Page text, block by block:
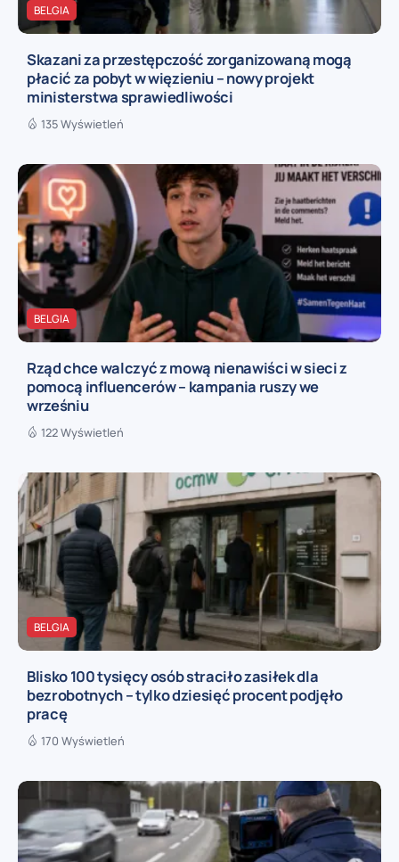
BELGIA
Skazani za przestępczość zorganizowaną mogą
płacić za pobyt w więzieniu – nowy projekt
ministerstwa sprawiedliwości
135 Wyświetleń
BELGIA
Rząd chce walczyć z mową nienawiści w sieci z
pomocą influencerów – kampania ruszy we
wrześniu
122 Wyświetleń
BELGIA
Blisko 100 tysięcy osób straciło zasiłek dla
bezrobotnych – tylko dziesięć procent podjęło
pracę
170 Wyświetleń